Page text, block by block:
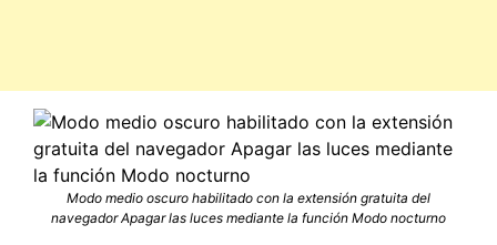
Modo medio oscuro habilitado con la extensión gratuita del
navegador Apagar las luces mediante la función Modo nocturno